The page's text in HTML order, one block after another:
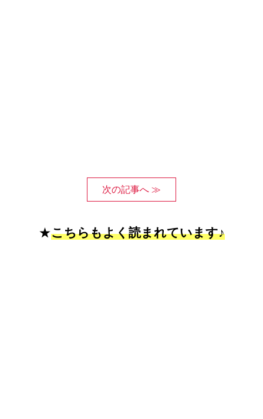
次の記事へ ≫
★こちらもよく読まれています♪